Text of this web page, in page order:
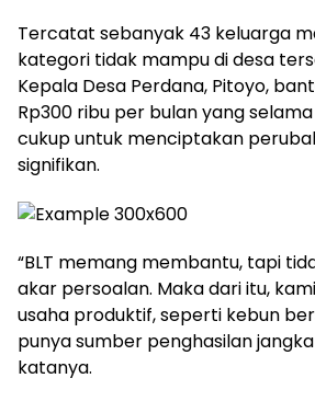
Tercatat sebanyak 43 keluarga
kategori tidak mampu di desa
Kepala Desa Perdana, Pitoyo,
Rp300 ribu per bulan yang
cukup untuk menciptakan
signifikan.
“BLT memang membantu, tapi
akar persoalan. Maka dari itu,
usaha produktif, seperti kebun
punya sumber penghasilan
katanya.